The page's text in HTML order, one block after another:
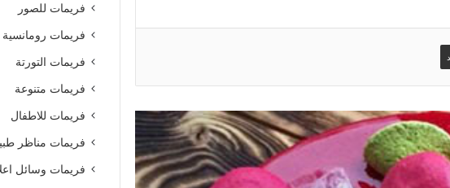
فريمات للصور
فريمات رومانسية
فريمات التورتة
فريمات متنوعة
فريمات للاطفال
فريمات مناظر
فريمات وسائل